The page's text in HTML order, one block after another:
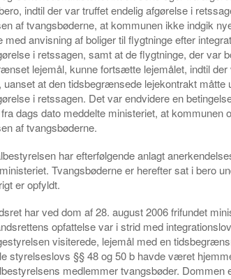
indtil der var truffet endelig afgørelse i
af tvangsbøderne, at kommunen ikke indgik
med anvisning af boliger til flygtninge efter
i retssagen, samtatde flygtninge, der var
lejemål, kunne fortsætte lejemålet, indtil der
uanset at den tidsbegrænsede lejekontrakt måtte
i retssagen. Det var endvidere en
dags dato meddelte ministeriet, at kommunen
af tvangsbøderne.
har efterfølgende anlagt
Tvangsbøderne er herefter sat i bero
er opfyldt.
har ved dom af 28. august 2006 frifundet
opfattelse var i strid med
visiterede, lejemål med en
styrelseslovs §§ 48 og 50 b havde været
medlemmer tvangsbøder. Dommen